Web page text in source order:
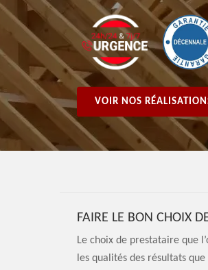
VOIR NOS
FAIRE LE BON CHOIX
Le choix de prestataire que
les qualités des résultats